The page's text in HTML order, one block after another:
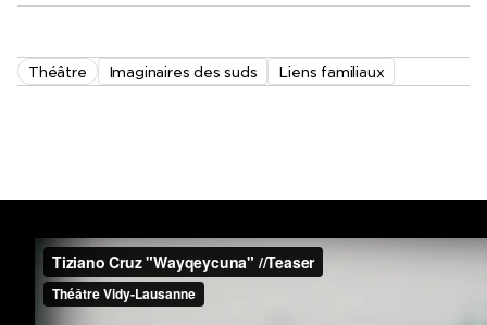
Théâtre Imaginaires des suds Liens familiaux